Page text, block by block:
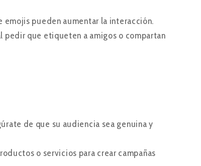
emojis pueden aumentar la interacción.
pedir que etiqueten a amigos o compartan
de que su audiencia sea genuina y
o servicios para crear campañas